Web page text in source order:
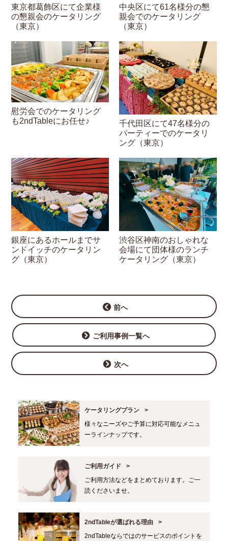
東京都葛飾区にて企業様
の懇親会のケータリング
（東京）
中央区にて61名様分の懇
親会でのケータリング
（東京）
慰労会でのケータリング
も2ndTableにお任せ♪
千代田区にて47名様分の
パーティーでのケータリ
ング（東京）
銀座にあるホールまでサ
ンドイッチのケータリン
グ（東京）
渋谷区神南のおしゃれな
会場にて団体様のランチ
ケータリング（東京）
前へ
ご利用事例一覧へ
次へ
ケータリングプラン
様々なニーズやご予算に対応可能なメニュ
ーラインナップです。
ご利用ガイド
ご利用方法などをまとめております。ご一
読くださいませ。
2ndTableが選ばれる理由
2ndTableならではのサービスのポイントを